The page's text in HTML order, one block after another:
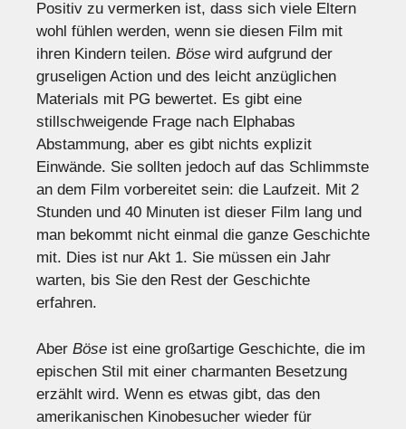
Positiv zu vermerken ist, dass sich viele Eltern
wohl fühlen werden, wenn sie diesen Film mit
ihren Kindern teilen. Böse wird aufgrund der
gruseligen Action und des leicht anzüglichen
Materials mit PG bewertet. Es gibt eine
stillschweigende Frage nach Elphabas
Abstammung, aber es gibt nichts explizit
Einwände. Sie sollten jedoch auf das Schlimmste
an dem Film vorbereitet sein: die Laufzeit. Mit 2
Stunden und 40 Minuten ist dieser Film lang und
man bekommt nicht einmal die ganze Geschichte
mit. Dies ist nur Akt 1. Sie müssen ein Jahr
warten, bis Sie den Rest der Geschichte
erfahren.
Aber Böse ist eine großartige Geschichte, die im
epischen Stil mit einer charmanten Besetzung
erzählt wird. Wenn es etwas gibt, das den
amerikanischen Kinobesucher wieder für